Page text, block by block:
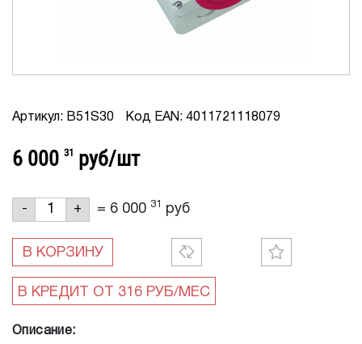
Артикул: B51S30 Код EAN: 4011721118079
6 000 31 руб/шт
- + = 6 000 31 руб
В КОРЗИНУ
Описание: